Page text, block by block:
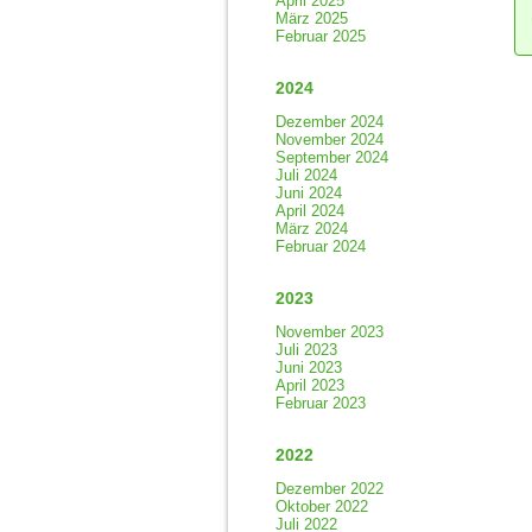
März 2025
Februar 2025
2024
Dezember 2024
November 2024
September 2024
Juli 2024
Juni 2024
April 2024
März 2024
Februar 2024
2023
November 2023
Juli 2023
Juni 2023
April 2023
Februar 2023
2022
Dezember 2022
Oktober 2022
Juli 2022